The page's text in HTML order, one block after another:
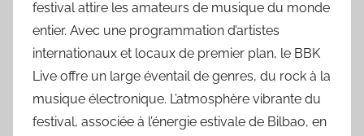
festival attire les amateurs de musique du monde
entier. Avec une programmation d’artistes
internationaux et locaux de premier plan, le BBK
Live offre un large éventail de genres, du rock à la
musique électronique. L’atmosphère vibrante du
festival, associée à l’énergie estivale de Bilbao, en